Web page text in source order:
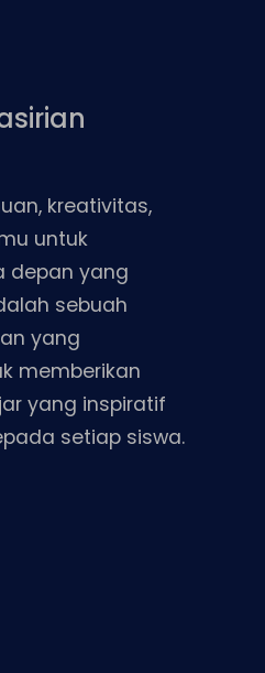
kreativitas,
untuk
depan yang
sebuah
yang
memberikan
yang inspiratif
setiap siswa.